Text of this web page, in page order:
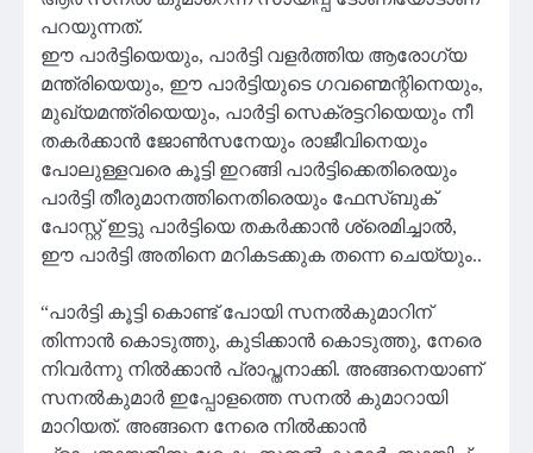
പറയുന്നത്.
ഈ പാർട്ടിയെയും, പാർട്ടി വളർത്തിയ ആരോഗ്യ
മന്ത്രിയെയും, ഈ പാർട്ടിയുടെ ഗവണ്മെന്റിനെയും,
മുഖ്യമന്ത്രിയെയും, പാർട്ടി സെക്രട്ടറിയെയും നീ
തകർക്കാൻ ജോൺസനേയും രാജീവിനെയും
പോലുള്ളവരെ കൂട്ടി ഇറങ്ങി പാർട്ടിക്കെതിരെയും
പാർട്ടി തീരുമാനത്തിനെതിരെയും ഫേസ്ബുക്
പോസ്റ്റ്‌ ഇട്ടു പാർട്ടിയെ തകർക്കാൻ ശ്രെമിച്ചാൽ,
ഈ പാർട്ടി അതിനെ മറികടക്കുക തന്നെ ചെയ്യും..
“പാർട്ടി കൂട്ടി കൊണ്ട് പോയി സനൽകുമാറിന്
തിന്നാൻ കൊടുത്തു, കുടിക്കാൻ കൊടുത്തു, നേരെ
നിവർന്നു നിൽക്കാൻ പ്രാപ്തനാക്കി. അങ്ങനെയാണ്
സനൽകുമാർ ഇപ്പോളത്തെ സനൽ കുമാറായി
മാറിയത്. അങ്ങനെ നേരെ നിൽക്കാൻ